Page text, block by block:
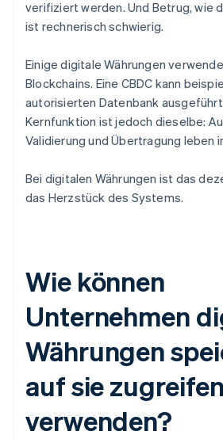
verifiziert werden. Und Betrug, wie
ist rechnerisch schwierig.
Einige digitale Währungen
Blockchains. Eine CBDC kann
autorisierten Datenbank
Kernfunktion ist jedoch dieselbe:
Validierung und Übertragung leben
Bei digitalen Währungen ist das
das Herzstück des Systems.
Wie können
Unternehmen
Währungen
auf sie
verwenden?